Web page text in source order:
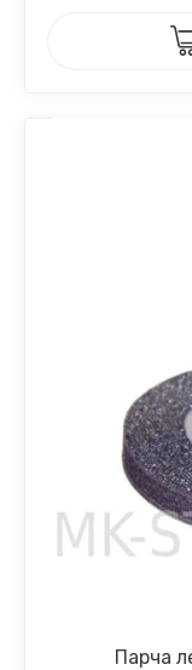
Парча